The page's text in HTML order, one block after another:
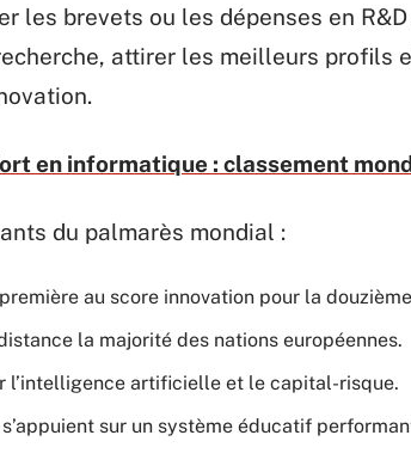
les brevets ou les dépenses en
attirer les meilleurs profils
en informatique : classement
du palmarès mondial :
au score innovation pour la
la majorité des nations européennes.
l’intelligence artificielle et le capital-risque.
sur un système éducatif